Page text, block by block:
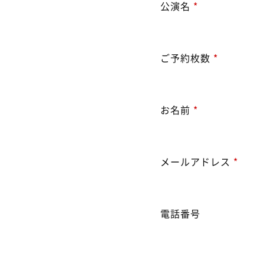
公演名 *
ご予約枚数 *
お名前 *
メールアドレス *
電話番号